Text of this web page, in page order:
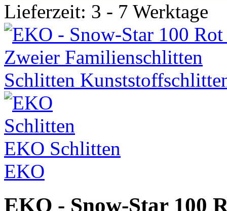
Lieferzeit: 3 - 7 Werktage
EKO Schlitten
EKO
EKO - Snow-Star 100